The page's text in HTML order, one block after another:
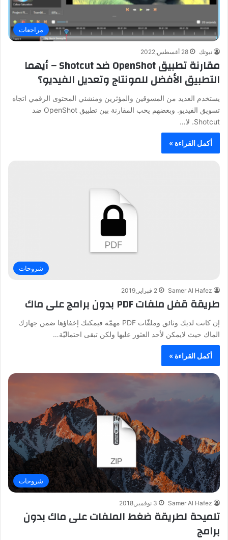
مراجعات
نيوتك 28 أغسطس,2022
مقارنة تطبيق OpenShot ضد Shotcut – أيهما
التطبيق الأفضل للمونتاج وتعديل الفيديو؟
يستخدم العديد من المسوقين والمؤثرين ومنشئي المحتوى الرقمي اتجاه
تسويق الفيديو. وبعضهم يحب المقارنة بين تطبيق OpenShot ضد
Shotcut. لا…
أكمل القراءة »
شروحات
Samer Al Hafez 2 فبراير,2019
طريقة قفل ملفات PDF بدون برامج على ماك
إن كانت لديك وثائق وملفّات PDF مهمّة فيمكنك إخفاؤها ضمن جهازك
الماك حيث لايمكن لأحد العثور عليها ولكن تبقى احتماليّة…
أكمل القراءة »
شروحات
Samer Al Hafez 3 نوفمبر,2018
تلميحة لطريقة ضغط الملفات على ماك بدون
برامج